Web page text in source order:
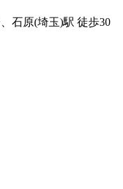
石原(埼玉)駅 徒歩30